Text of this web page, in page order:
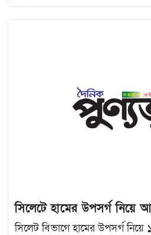
সিলেটে হামের উপসর্গ
সিলেট বিভাগে হামের উপসর্গ